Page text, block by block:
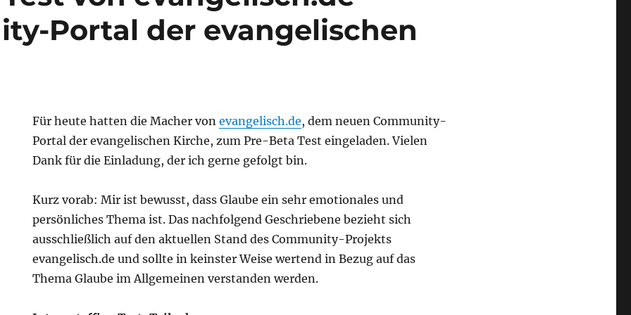
Portal der evangelischen
Für heute hatten die Macher vonevangelisch.de, dem neuen Community-
Portal der evangelischen Kirche, zum Pre-Beta Test eingeladen. Vielen
Dank für die Einladung, der ich gerne gefolgt bin.
Kurz vorab: Mir ist bewusst, dass Glaube ein sehr emotionales und
persönliches Thema ist. Das nachfolgend Geschriebene bezieht sich
ausschließlich auf den aktuellen Stand des Community-Projekts
evangelisch.de und sollte in keinster Weise wertend in Bezug auf das
Thema Glaube im Allgemeinen verstanden werden.